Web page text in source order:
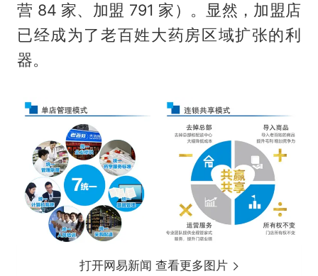
营 84 家、加盟 791 家）。显然，加盟店
已经成为了老百姓大药房区域扩张的利
器。
打开网易新闻 查看更多图片